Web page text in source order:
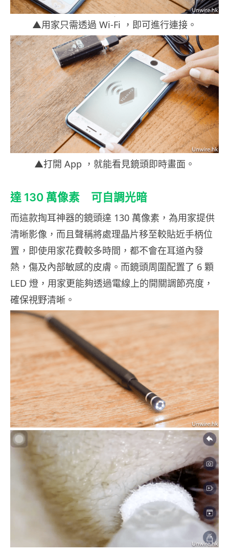
▲用家只需透過 Wi-Fi ，即可進行連接。
▲打開 App ，就能看見鏡頭即時畫面。
達 130 萬像素 可自調光暗
而這款掏耳神器的鏡頭達 130 萬像素，為用家提供
清晰影像，而且聲稱將處理晶片移至較貼近手柄位
置，即使用家花費較多時間，都不會在耳道內發
熱，傷及內部敏感的皮膚。而鏡頭周圍配置了 6 顆
LED 燈，用家更能夠透過電線上的開關調節亮度，
確保視野清晰。